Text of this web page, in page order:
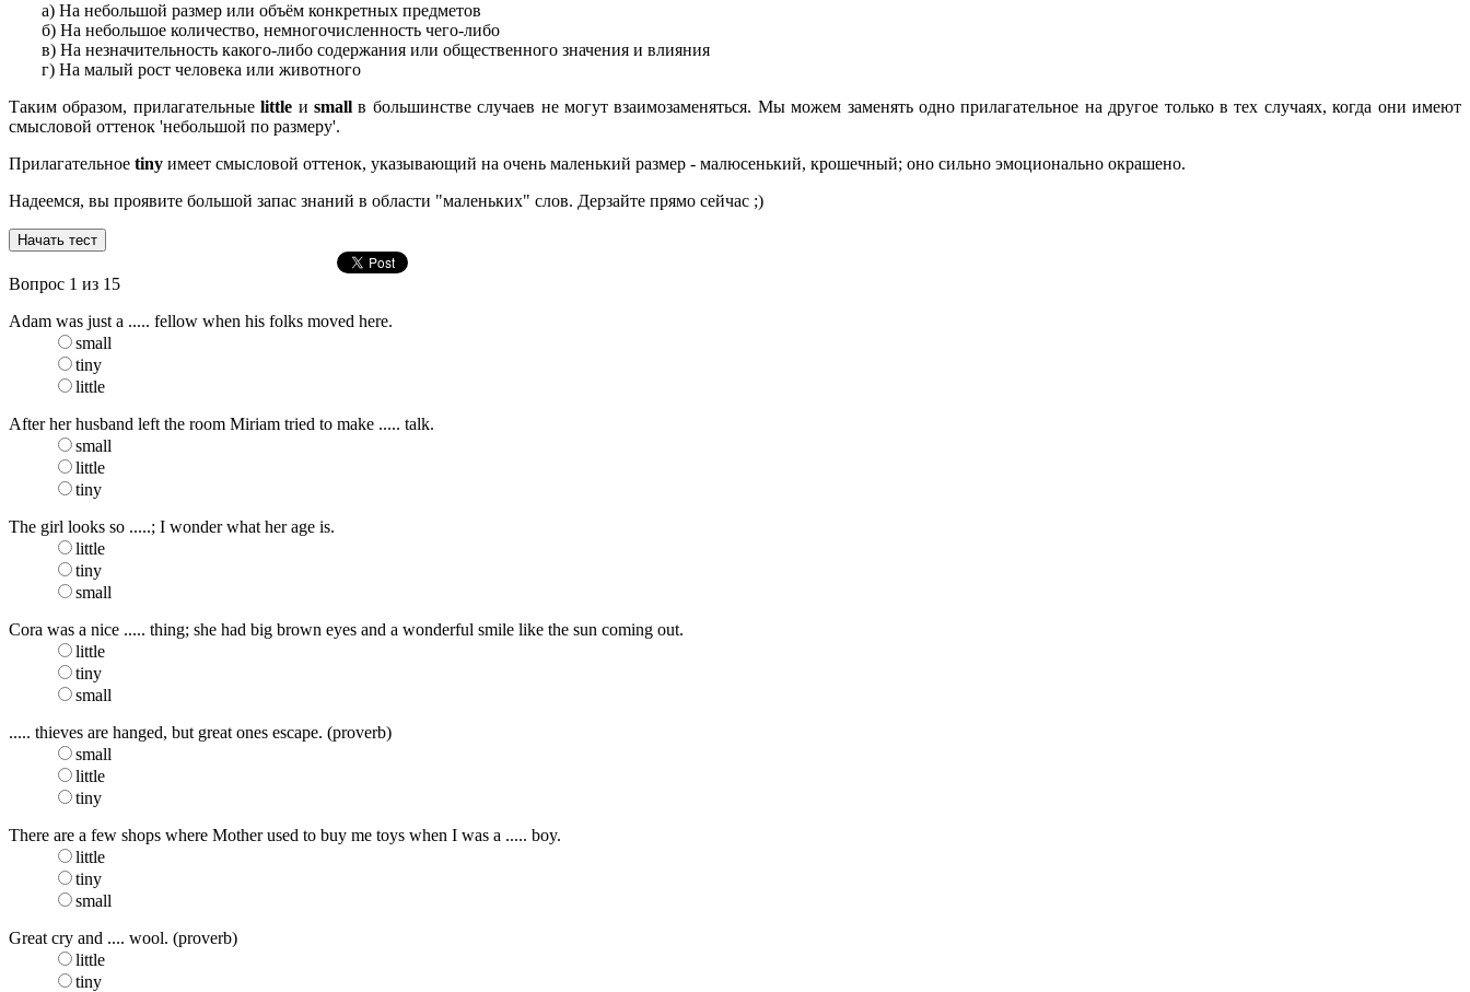
а) На небольшой размер или объём конкретных предметов
б) На небольшое количество, немногочисленность чего-либо
в) На незначительность какого-либо содержания или общественного значения и влияния
г) На малый рост человека или животного
Таким образом, прилагательныеlittle иsmallв большинстве случаев не могут взаимозаменяться. Мы можем заменять одно прилагательное на другое только в тех случаях, когда они имеют
смысловой оттенок 'небольшой по размеру'.
Прилагательное tiny имеет смысловой оттенок, указывающий на очень маленький размер - малюсенький, крошечный; оно сильно эмоционально окрашено.
Надеемся, вы проявите большой запас знаний в области "маленьких" слов. Дерзайте прямо сейчас ;)
Вопрос 1 из 15
Adam was just a ..... fellow when his folks moved here.
small
tiny
little
After her husband left the room Miriam tried to make ..... talk.
small
little
tiny
The girl looks so .....; I wonder what her age is.
little
tiny
small
Cora was a nice ..... thing; she had big brown eyes and a wonderful smile like the sun coming out.
little
tiny
small
..... thieves are hanged, but great ones escape. (proverb)
small
little
tiny
There are a few shops where Mother used to buy me toys when I was a ..... boy.
little
tiny
small
Great cry and .... wool. (proverb)
little
tiny